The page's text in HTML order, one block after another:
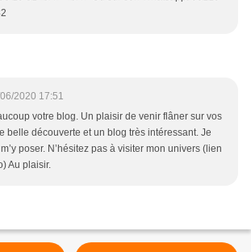
2020 17:51
votre blog. Un plaisir de venir flâner sur vos
belle découverte et un blog très intéressant. Je
poser. N’hésitez pas à visiter mon univers (lien
Au plaisir.